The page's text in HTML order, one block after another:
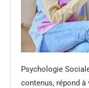
Psychologie
contenus, répond